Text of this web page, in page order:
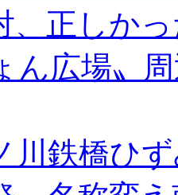
、正しか
ん広場〟
川鉄橋ひ